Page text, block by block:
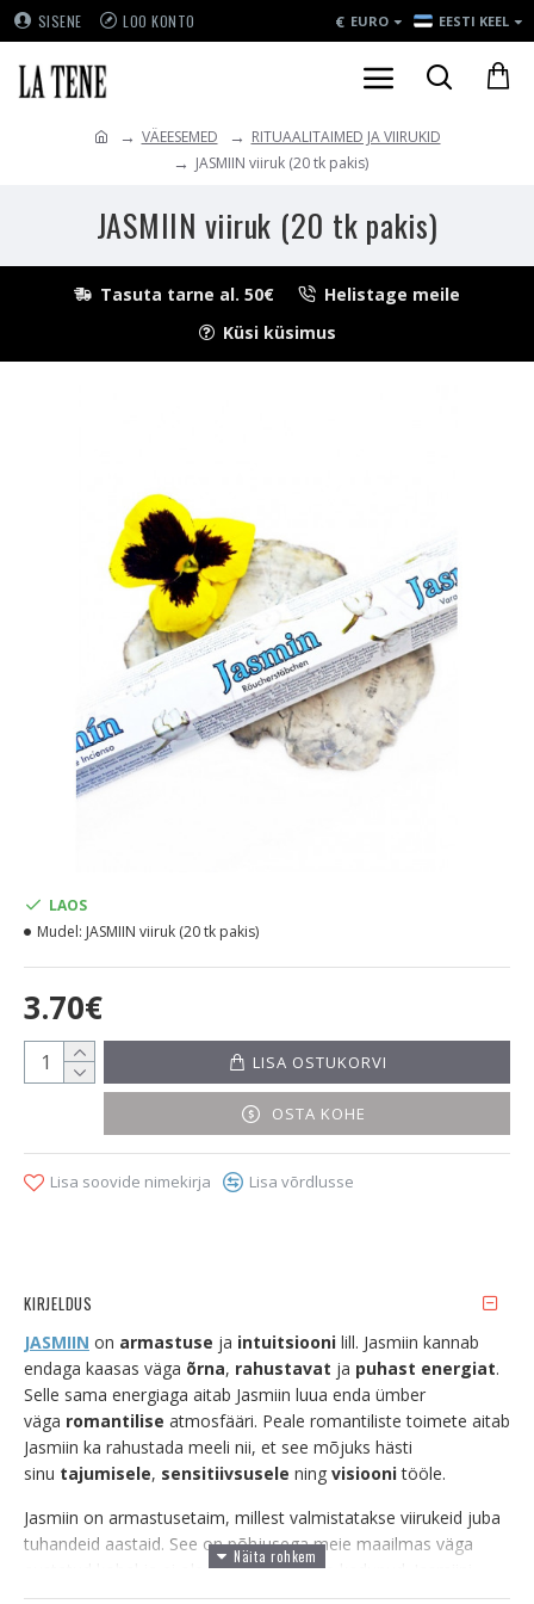
SISENE LOO KONTO € EURO EESTI KEEL
VÄEESEMED
RITUAALITAIMED JA VIIRUKID
JASMIIN viiruk (20 tk pakis)
JASMIIN viiruk (20 tk pakis)
Tasuta tarne al. 50€
Helistage meile
Küsi küsimus
3.70€
LAOS
Mudel: JASMIIN viiruk (20 tk pakis)
LISA OSTUKORVI
OSTA KOHE
Lisa soovide nimekirja Lisa võrdlusse
KIRJELDUS
JASMIIN on armastuse ja intuitsiooni lill. Jasmiin kannab
endaga kaasas väga õrna, rahustavat ja puhast energiat.
Selle sama energiaga aitab Jasmiin luua enda ümber
väga romantilise atmosfääri. Peale romantiliste toimete aitab
Jasmiin ka rahustada meeli nii, et see mõjuks hästi
sinu tajumisele, sensitiivsusele ning visioonitööle.
Jasmiin on armastusetaim, millest valmistatakse viirukeid juba
tuhandeid aastaid. See on põhjusega meie maailmas väga
austatud kohal ja ei ole ajaga unustusse kadunud. Jasmiini
viirukiga aktiveeritakse armastuseõnne kasvatamine. See